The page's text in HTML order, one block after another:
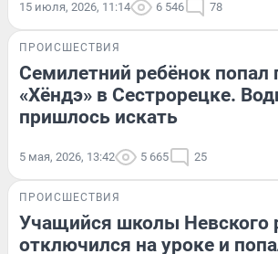
15 июля, 2026, 11:14 6 546 78
ПРОИСШЕСТВИЯ
Семилетний ребёнок попал
«Хёндэ» в Сестрорецке.
пришлось искать
5 мая, 2026, 13:42 5 665 25
ПРОИСШЕСТВИЯ
Учащийся школы Невского
отключился на уроке и